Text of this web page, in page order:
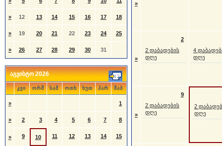
» 12 13 14 15 16 17 18
» 19 20 21 22 23 24 25
» 26 27 28 29 30 31
აგვისტო 2026
კვი ორშ სამ ოთხ ხუთ პარ შაბ
» 1
» 2 3 4 5 6 7 8
» 9 10 11 12 13 14 15
»
»
2
2 დაბადების
დღე
4
დღე
»
9
2 დაბადების
დღე
2
დღე